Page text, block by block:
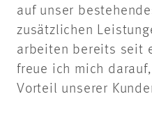
auf unser
zusätzlichen
arbeiten bereits seit
freue ich mich
Vorteil unserer